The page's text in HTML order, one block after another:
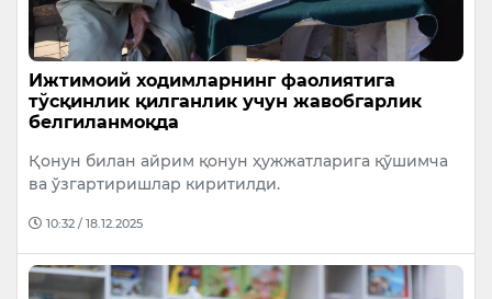
Ижтимоий ходимларнинг фаолиятига
тўсқинлик қилганлик учун жавобгарлик
белгиланмоқда
Қонун билан айрим қонун ҳужжатларига қўшимча
ва ўзгартиришлар киритилди.
10:32 / 18.12.2025